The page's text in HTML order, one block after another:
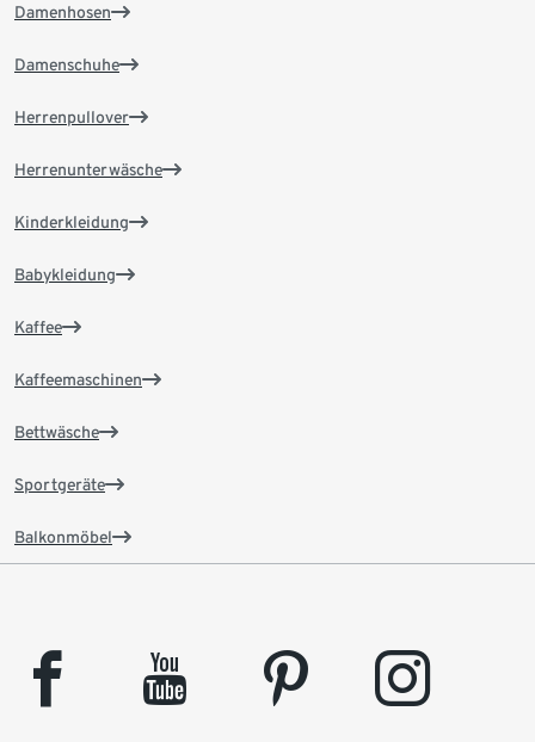
Damenhosen
Damenschuhe
Herrenpullover
Herrenunterwäsche
Kinderkleidung
Babykleidung
Kaffee
Kaffeemaschinen
Bettwäsche
Sportgeräte
Balkonmöbel
facebook youtube pinterest instagram